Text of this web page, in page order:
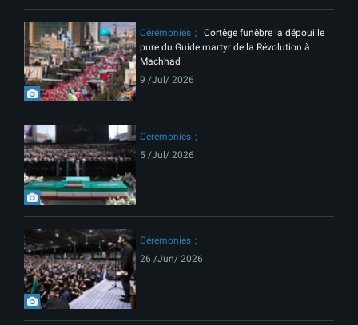
Cérémonies
Cortège funèbre la dépouille
pure du Guide martyr de la Révolution à
Machhad
9 /Jul/ 2026
Cérémonies
5 /Jul/ 2026
Cérémonies
26 /Jun/ 2026